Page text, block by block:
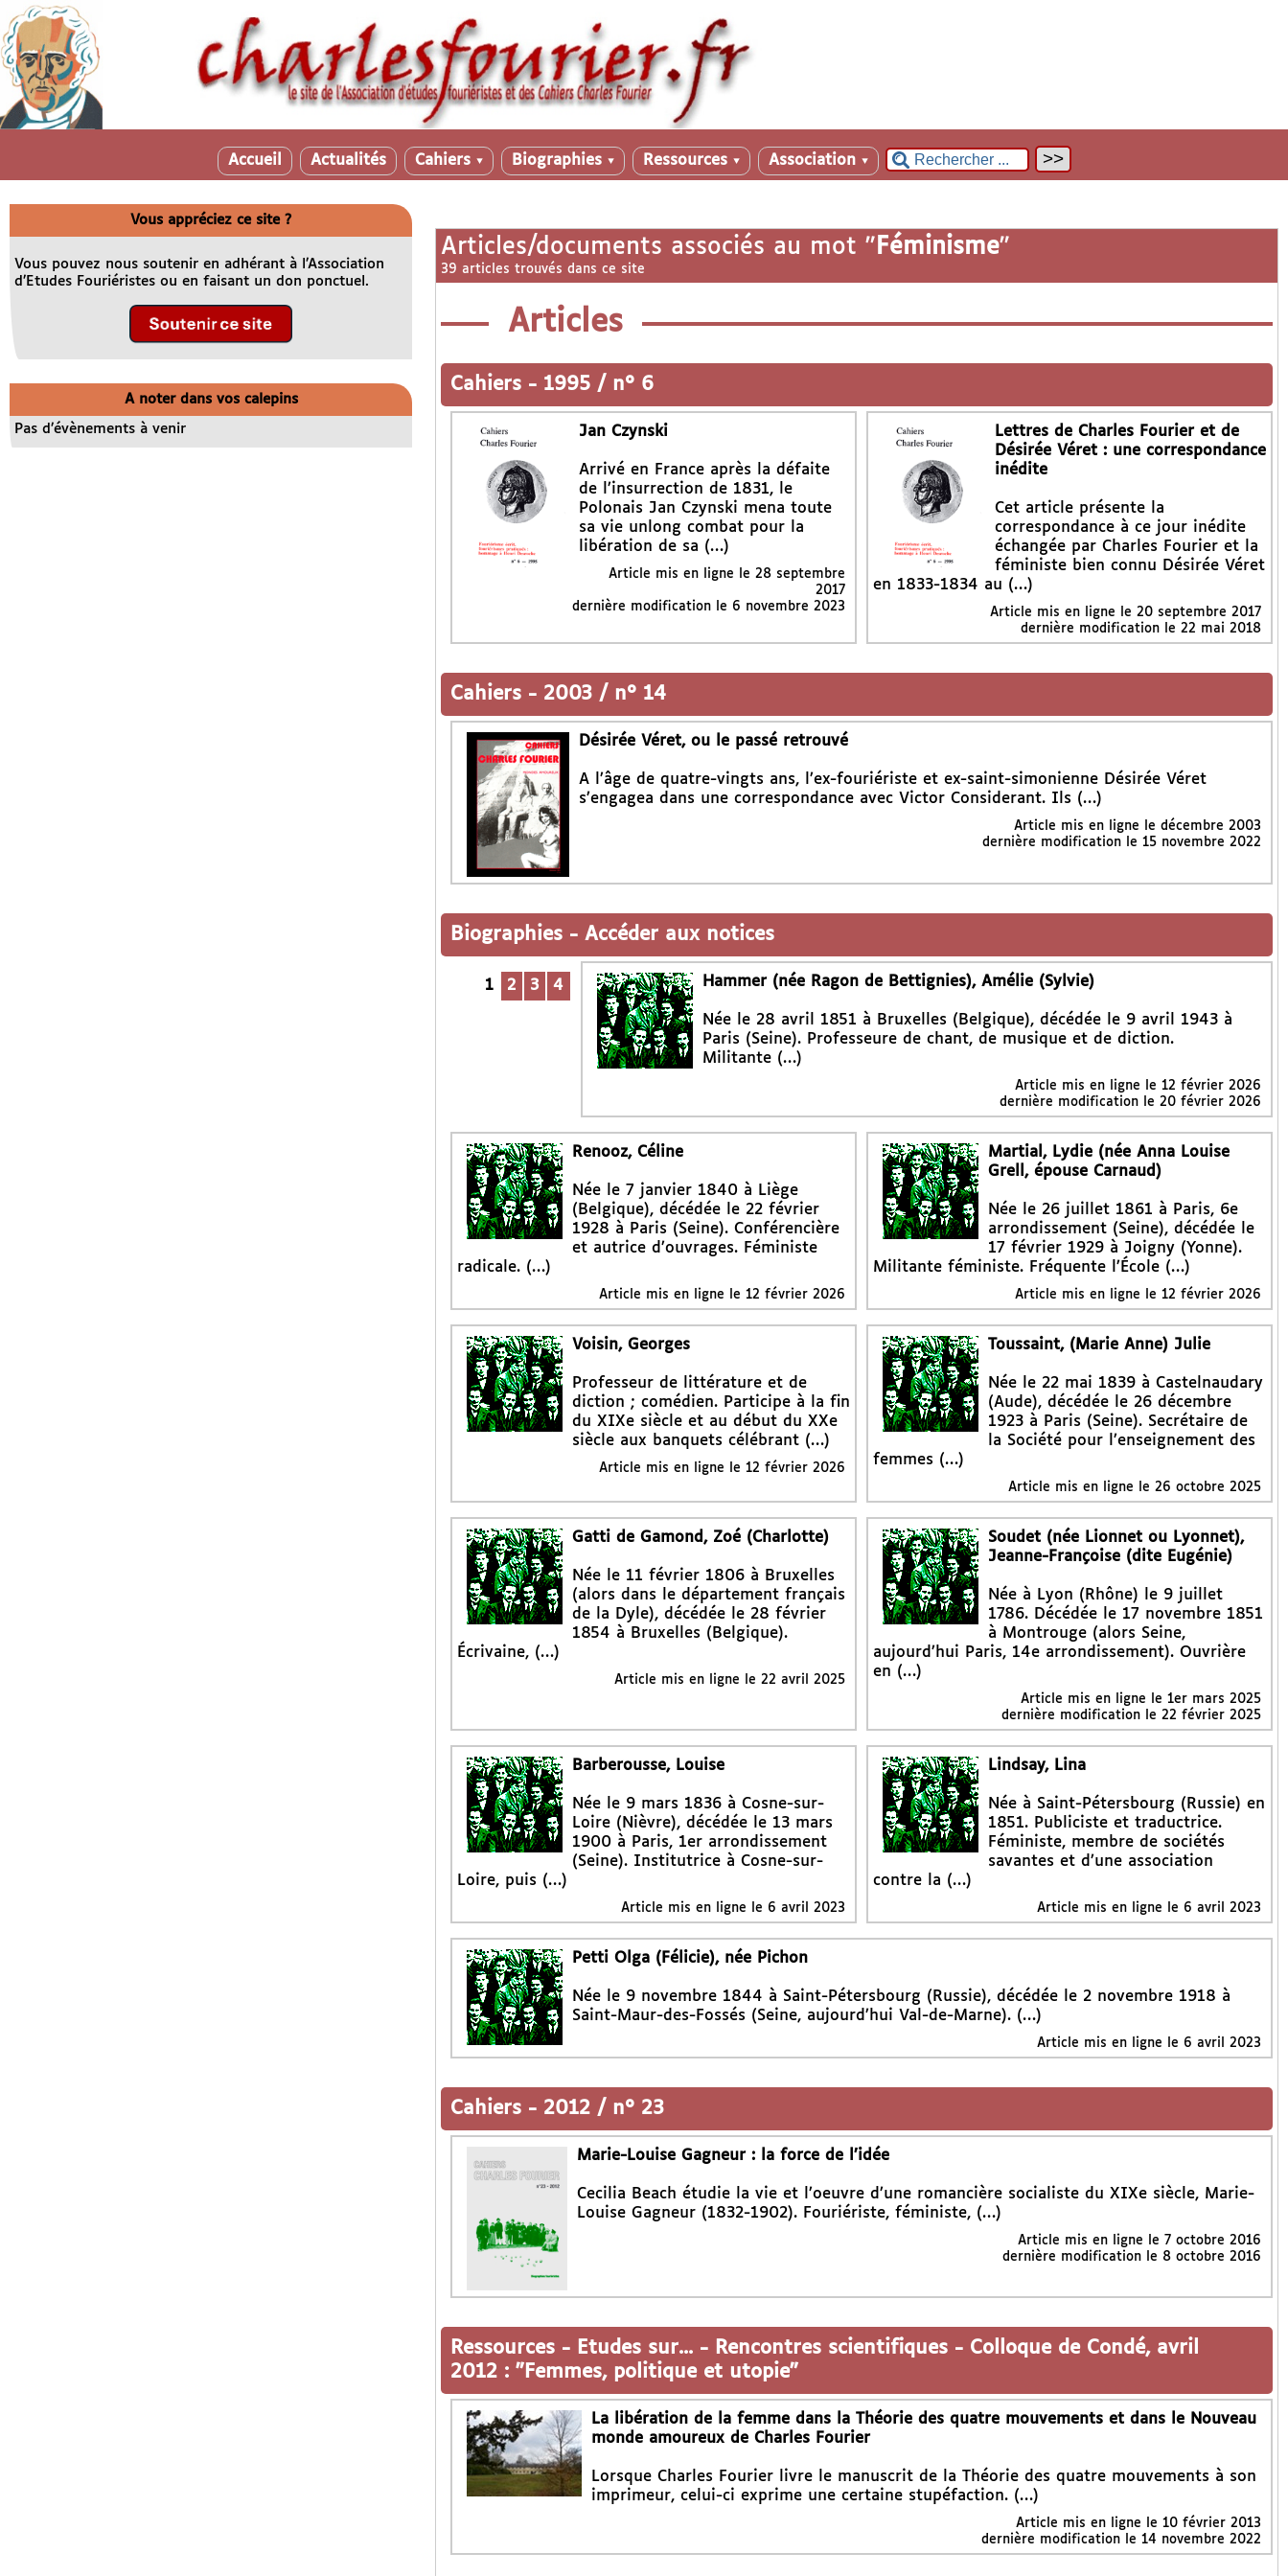
Accueil Actualités Cahiers ▼ Biographies ▼ Ressources ▼ Association ▼
Articles/documents associés au mot " Féminisme"
39 articles trouvés dans ce site
Articles
Cahiers - 1995 / n° 6
Jan Czynski
Arrivé en France après la défaite
de l’insurrection de 1831, le
Polonais Jan Czynski mena toute
sa vie unlong combat pour la
libération de sa (…)
Article mis en ligne le 28 septembre
2017
dernière modification le 6 novembre 2023
Lettres de Charles Fourier et de
Désirée Véret : une correspondance
inédite
Cet article présente la
correspondance à ce jour inédite
échangée par Charles Fourier et la
féministe bien connu Désirée Véret
en 1833-1834 au (…)
Article mis en ligne le20 septembre 2017
dernière modification le 22 mai 2018
Cahiers - 2003 / n° 14
Désirée Véret, ou le passé retrouvé
A l’âge de quatre-vingts ans, l’ex-fouriériste et ex-saint-simonienne Désirée Véret
s’engagea dans une correspondance avec Victor Considerant. Ils (…)
Article mis en ligne le décembre 2003
dernière modification le 15 novembre 2022
Biographies - Accéder aux notices
1 2 3 4 Hammer (née Ragon de Bettignies), Amélie (Sylvie)
Née le 28 avril 1851 à Bruxelles (Belgique), décédée le 9 avril 1943 à
Paris (Seine). Professeure de chant, de musique et de diction.
Militante (…)
Article mis en ligne le 12 février 2026
dernière modification le 20 février 2026
Renooz, Céline
Née le 7 janvier 1840 à Liège
(Belgique), décédée le 22 février
1928 à Paris (Seine). Conférencière
et autrice d’ouvrages. Féministe
radicale. (…)
Article mis en ligne le 12 février 2026
Martial, Lydie (née Anna Louise
Grell, épouse Carnaud)
Née le 26 juillet 1861 à Paris, 6e
arrondissement (Seine), décédée le
17 février 1929 à Joigny (Yonne).
Militante féministe. Fréquente l’École (…)
Article mis en ligne le12 février 2026
Voisin, Georges
Professeur de littérature et de
diction ; comédien. Participe à la fin
du XIXe siècle et au début du XXe
siècle aux banquets célébrant (…)
Article mis en ligne le 12 février 2026
Toussaint, (Marie Anne) Julie
Née le 22 mai 1839 à Castelnaudary
(Aude), décédée le 26 décembre
1923 à Paris (Seine). Secrétaire de
la Société pour l’enseignement des
femmes (…)
Article mis en ligne le26 octobre 2025
Gatti de Gamond, Zoé (Charlotte)
Née le 11 février 1806 à Bruxelles
(alors dans le département français
de la Dyle), décédée le 28 février
1854 à Bruxelles (Belgique).
Écrivaine, (…)
Article mis en ligne le 22 avril 2025
Soudet (née Lionnet ou Lyonnet),
Jeanne-Françoise (dite Eugénie)
Née à Lyon (Rhône) le 9 juillet
1786. Décédée le 17 novembre 1851
à Montrouge (alors Seine,
aujourd’hui Paris, 14e arrondissement). Ouvrière
en (…)
Article mis en ligne le1er mars 2025
dernière modification le 22 février 2025
Barberousse, Louise
Née le 9 mars 1836 à Cosne-sur-
Loire (Nièvre), décédée le 13 mars
1900 à Paris, 1er arrondissement
(Seine). Institutrice à Cosne-sur-
Loire, puis (…)
Article mis en ligne le 6 avril 2023
Lindsay, Lina
Née à Saint-Pétersbourg (Russie) en
1851. Publiciste et traductrice.
Féministe, membre de sociétés
savantes et d’une association
contre la (…)
Article mis en ligne le 6 avril 2023
Petti Olga (Félicie), née Pichon
Née le 9 novembre 1844 à Saint-Pétersbourg (Russie), décédée le 2 novembre 1918 à
Saint-Maur-des-Fossés (Seine, aujourd’hui Val-de-Marne). (…)
Article mis en ligne le 6 avril 2023
Cahiers - 2012 / n° 23
Marie-Louise Gagneur : la force de l’idée
Cecilia Beach étudie la vie et l’oeuvre d’une romancière socialiste du XIXe siècle, Marie-
Louise Gagneur (1832-1902). Fouriériste, féministe, (…)
Article mis en ligne le 7 octobre 2016
dernière modification le 8 octobre 2016
Ressources - Etudes sur... - Rencontres scientifiques - Colloque de Condé, avril
2012 : "Femmes, politique et utopie"
La libération de la femme dans la Théorie des quatre mouvements et dans le Nouveau
monde amoureux de Charles Fourier
Lorsque Charles Fourier livre le manuscrit de la Théorie des quatre mouvements à son
imprimeur, celui-ci exprime une certaine stupéfaction. (…)
Article mis en ligne le 10 février 2013
dernière modification le 14 novembre 2022
Vous appréciez ce site ?
Vous pouvez nous soutenir en adhérant à l’Association
d’Etudes Fouriéristes ou en faisant un don ponctuel.
A noter dans vos calepins
Pas d’évènements à venir